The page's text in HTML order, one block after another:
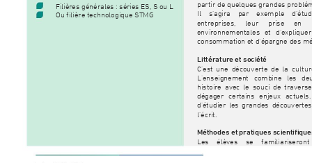
partir de quelques grandes
Il s'agira par exemple d'étu
entreprises, leur prise en
environnementales et
consommation et d'épargne des
Littérature et société
C'est une découverte de la
L'enseignement combine les
histoire avec le souci de
dégager certains enjeux
d'étudier les grandes
l'écrit
Méthodes et pratiques
Les élèves se
Filières générales : séries ES, S ou L
Ou filière technologique STMG